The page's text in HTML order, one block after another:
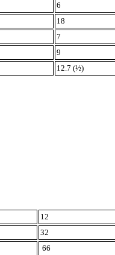
6
18
7
9
12.7 (½)
12
32
66